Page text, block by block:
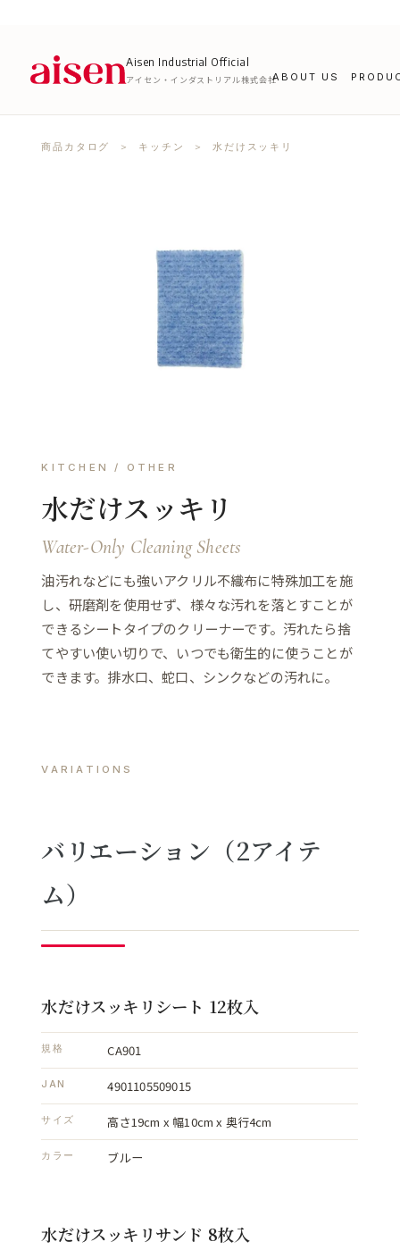
Aisen Industrial Official
アイセン・インダストリアル株式会社ABOUT US
商品カタログ ＞ キッチン ＞ 水だけスッキリ
KITCHEN / OTHER
水だけスッキリ
Water-Only Cleaning Sheets
油汚れなどにも強いアクリル不織布に特殊加工を施
し、研磨剤を使用せず、様々な汚れを落とすことが
できるシートタイプのクリーナーです。汚れたら捨
てやすい使い切りで、いつでも衛生的に使うことが
できます。排水口、蛇口、シンクなどの汚れに。
VARIATIONS
バリエーション（2アイテ
ム）
水だけスッキリシート 12枚入
規格 CA901
JAN 4901105509015
サイズ 高さ19cm x 幅10cm x 奥行4cm
カラー ブルー
水だけスッキリサンド 8枚入